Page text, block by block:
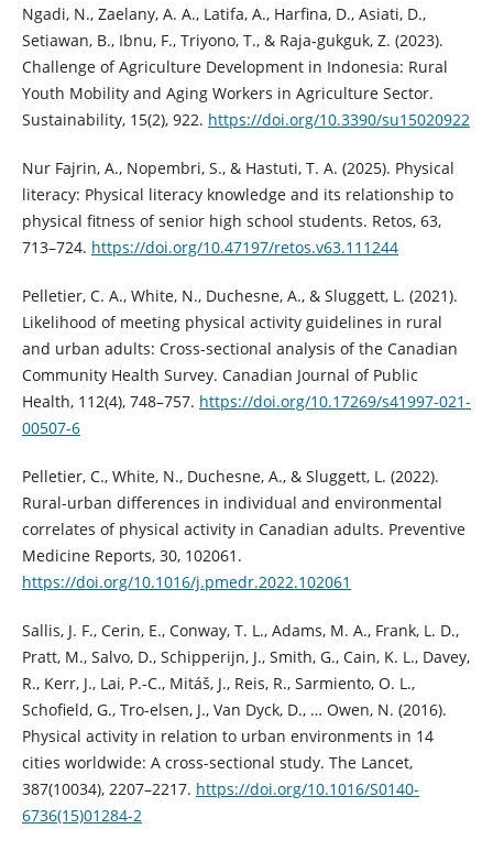
Ngadi, N., Zaelany, A. A., Latifa, A., Harfina, D., Asiati, D.,
Setiawan, B., Ibnu, F., Triyono, T., & Raja-gukguk, Z. (2023).
Challenge of Agriculture Development in Indonesia: Rural
Youth Mobility and Aging Workers in Agriculture Sector.
Sustainability, 15(2), 922. https://doi.org/10.3390/su15020922
Nur Fajrin, A., Nopembri, S., & Hastuti, T. A. (2025). Physical
literacy: Physical literacy knowledge and its relationship to
physical fitness of senior high school students. Retos, 63,
713–724. https://doi.org/10.47197/retos.v63.111244
Pelletier, C. A., White, N., Duchesne, A., & Sluggett, L. (2021).
Likelihood of meeting physical activity guidelines in rural
and urban adults: Cross-sectional analysis of the Canadian
Community Health Survey. Canadian Journal of Public
Health, 112(4), 748–757. https://doi.org/10.17269/s41997-021-
00507-6
Pelletier, C., White, N., Duchesne, A., & Sluggett, L. (2022).
Rural-urban differences in individual and environmental
correlates of physical activity in Canadian adults. Preventive
Medicine Reports, 30, 102061.
https://doi.org/10.1016/j.pmedr.2022.102061
Sallis, J. F., Cerin, E., Conway, T. L., Adams, M. A., Frank, L. D.,
Pratt, M., Salvo, D., Schipperijn, J., Smith, G., Cain, K. L., Davey,
R., Kerr, J., Lai, P.-C., Mitáš, J., Reis, R., Sarmiento, O. L.,
Schofield, G., Tro-elsen, J., Van Dyck, D., … Owen, N. (2016).
Physical activity in relation to urban environments in 14
cities worldwide: A cross-sectional study. The Lancet,
387(10034), 2207–2217. https://doi.org/10.1016/S0140-
6736(15)01284-2